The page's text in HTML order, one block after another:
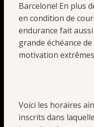
Barcelone! En plus
en condition de
endurance fait
grande échéance
motivation
Voici les horaires
inscrits dans